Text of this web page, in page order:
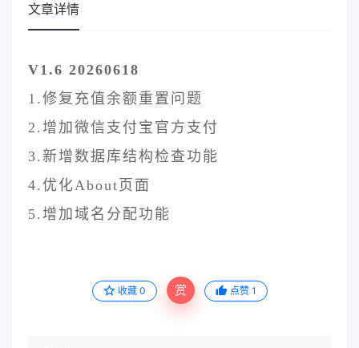
文章详情
V1.6 20260618
1.修复充值余额重置问题
2.增加微信支付宝官方支付
3.新增数据库结构检查功能
4.优化About页面
5.增加域名分配功能
收藏 0 赏 点赞 1